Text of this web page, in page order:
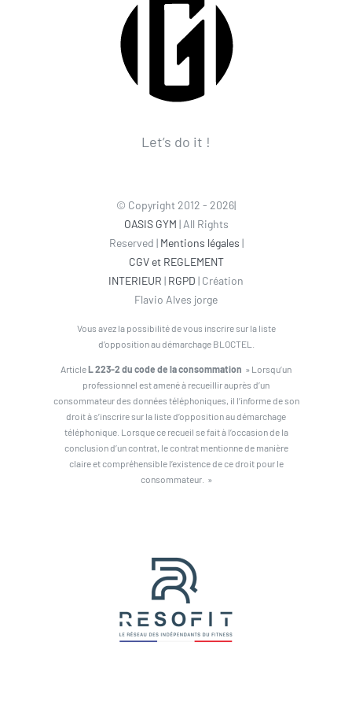
Let’s do it !
© Copyright 2012 - 2026|
OASIS GYM | All Rights
Reserved | Mentions légales |
CGV et REGLEMENT
INTERIEUR | RGPD | Création
Flavio Alves jorge
Vous avez la possibilité de vous inscrire sur la liste
d’opposition au démarchage BLOCTEL.
ArticleL 223-2 du code de la consommation » Lorsqu’un
professionnel est amené à recueillir auprès d’un
consommateur des données téléphoniques, il l’informe de son
droit à s’inscrire sur la liste d’opposition au démarchage
téléphonique. Lorsque ce recueil se fait à l’occasion de la
conclusion d’un contrat, le contrat mentionne de manière
claire et compréhensible l’existence de ce droit pour le
consommateur. »